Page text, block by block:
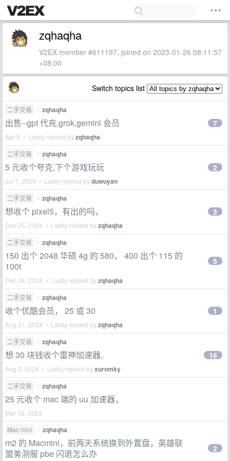
zqhaqha
V2EX member #611197, joined on 2023-01-26 08:11:57
+08:00
Switch topics list
二手交易 • zqhaqha
出售--gpt 代充,grok,gemini 会员
Apr 9 • Lastly replied byzqhaqha
7
二手交易 • zqhaqha
5 元收个夸克,下个游戏玩玩
Jul 7, 2025 • Lastly replied byduwuyan
2
二手交易 • zqhaqha
想收个 pixel5，有出的吗，
Dec 25, 2024 • Lastly replied byzqhaqha
3
二手交易 • zqhaqha
150 出个 2048 华硕 4g 的 580， 400 出个 115 的
100t
Dec 24, 2024 • Lastly replied byzqhaqha
5
二手交易 • zqhaqha
收个优酷会员， 25 或 30
Aug 21, 2024 • Lastly replied byzqhaqha
1
二手交易 • zqhaqha
想 30 块钱收个雷神加速器,
Aug 2, 2024 • Lastly replied byxuromky
16
二手交易 • zqhaqha
25 元收个 mac 端的 uu 加速器，
Mar 16, 2024
Mac mini
• zqhaqha
m2 的 Macmini，前两天系统换到外置盘，英雄联
盟美测服 pbe 闪退怎么办
2